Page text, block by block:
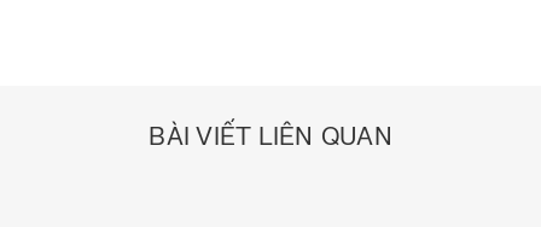
BÀI VIẾT LIÊN QUAN